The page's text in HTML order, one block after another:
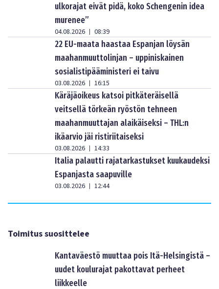
ulkorajat eivät pidä, koko Schengenin idea
murenee”
04.08.2026 | 08:39
22 EU-maata haastaa Espanjan löysän
maahanmuuttolinjan – uppiniskainen
sosialistipääministeri ei taivu
03.08.2026 | 16:15
Käräjäoikeus katsoi pitkäteräisellä
veitsellä törkeän ryöstön tehneen
maahanmuuttajan alaikäiseksi – THL:n
ikäarvio jäi ristiriitaiseksi
03.08.2026 | 14:33
Italia palautti rajatarkastukset kuukaudeksi
Espanjasta saapuville
03.08.2026 | 12:44
Toimitus suosittelee
Kantaväestö muuttaa pois Itä-Helsingistä –
uudet koulurajat pakottavat perheet
liikkeelle